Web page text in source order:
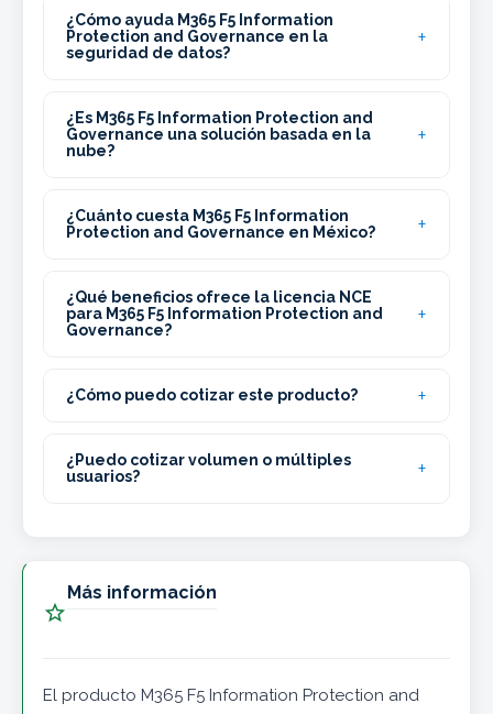
¿Cómo ayuda M365 F5 Information
Protection and Governance en la
seguridad de datos?
¿Es M365 F5 Information Protection and
Governance una solución basada en la
nube?
¿Cuánto cuesta M365 F5 Information
Protection and Governance en México?
¿Qué beneficios ofrece la licencia NCE
para M365 F5 Information Protection and
Governance?
¿Cómo puedo cotizar este producto?
¿Puedo cotizar volumen o múltiples
usuarios?

Más información
El producto M365 F5 Information Protection and